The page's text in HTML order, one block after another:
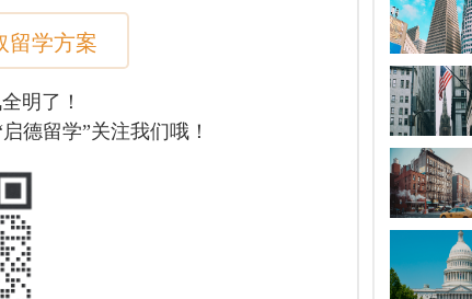
留学方案
明了！
德留学”关注我们哦！